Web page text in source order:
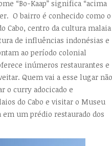
“Bo-Kaap” significa “acima
O bairro é conhecido como o
Cabo, centro da cultura malaia
de influências indonésias e
ao período colonial
inúmeros restaurantes e
Quem vai a esse lugar não
o curry adocicado e
do Cabo e visitar o Museu
em um prédio restaurado dos